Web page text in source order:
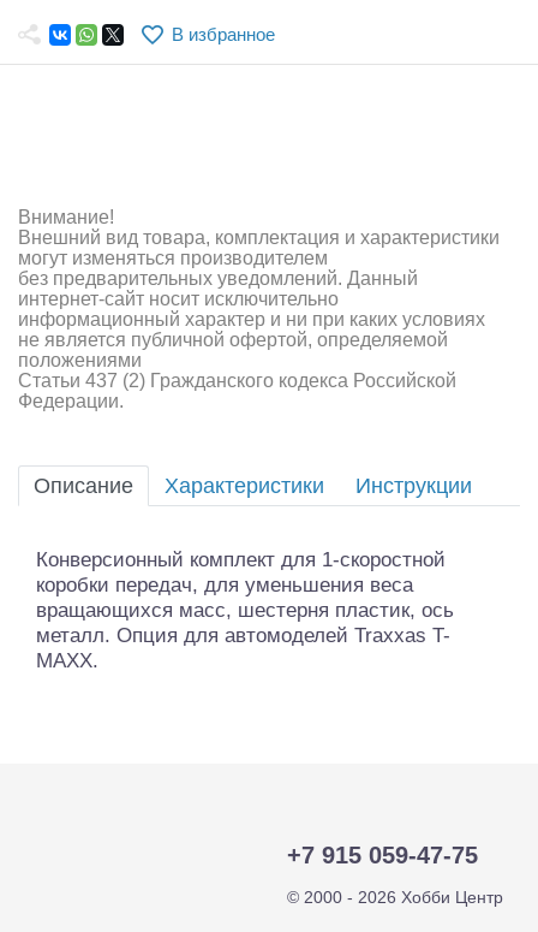
Аппаратура и электроника
Двигатели
Технические жидкости
Инструмент,измерительные приборы,расходники
Оптовая продажа запчастей для моделей
В избранное
Внимание!
Внешний вид товара, комплектация и характеристики
могут изменяться производителем
без предварительных уведомлений. Данный
интернет-сайт носит исключительно
информационный характер и ни при каких условиях
не является публичной офертой, определяемой
положениями
Статьи 437 (2) Гражданского кодекса Российской
Федерации.
Описание Характеристики Инструкции
Конверсионный комплект для 1-скоростной
коробки передач, для уменьшения веса
вращающихся масс, шестерня пластик, ось
металл. Опция для автомоделей Traxxas T-
MAXX.
+7 915 059-47-75
© 2000 - 2026 Хобби Центр